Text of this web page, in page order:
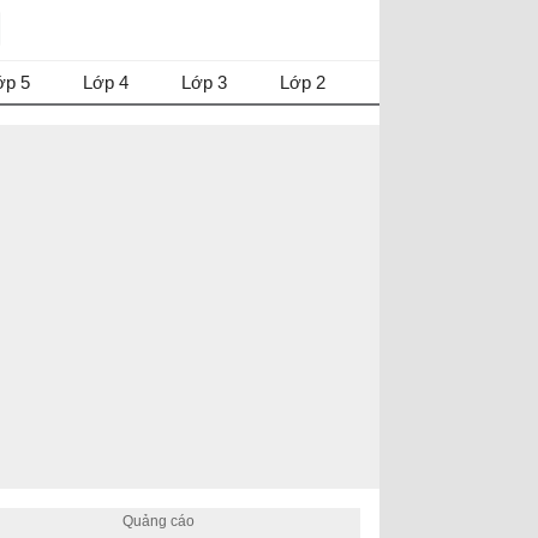
5 Lớp 4 Lớp 3 Lớp 2